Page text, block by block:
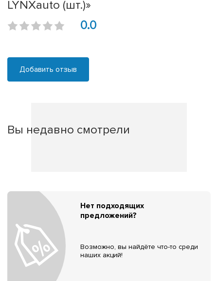
LYNXauto (шт.)»
0.0
Добавить отзыв
Вы недавно смотрели
Нет подходящих
предложений?
Возможно, вы найдёте что-то среди
наших акций!